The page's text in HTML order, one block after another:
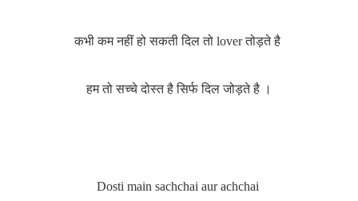
कभी कम नहीं हो सकती दिल तो lover तोड़ते है
हम तो सच्चे दोस्त है सिर्फ दिल जोड़ते है ।
Dosti main sachchai aur achchai